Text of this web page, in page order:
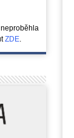
ZDE.